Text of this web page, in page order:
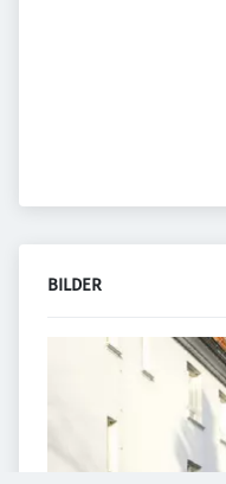
BILDER